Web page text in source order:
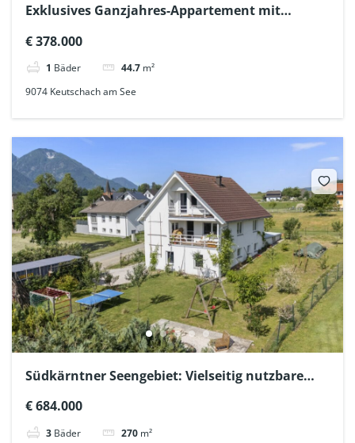
Exklusives Ganzjahres-Appartement mit
€ 378.000
1 Bäder 44.7 m²
9074 Keutschach am See
Südkärntner Seengebiet: Vielseitig nutzbare
€ 684.000
3 Bäder 270 m²